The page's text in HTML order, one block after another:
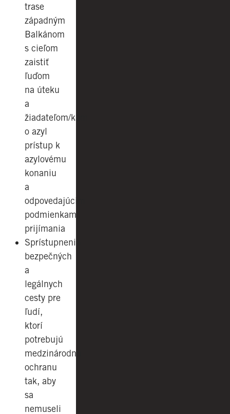
trase
západným
Balkánom
s cieľom
zaistiť
ľuďom
na úteku
a
žiadateľom/kám
o azyl
prístup k
azylovému
konaniu
a
odpovedajúcim
podmienkam
prijímania
Sprístupnenie
bezpečných
a
legálnych
cesty pre
ľudí,
ktorí
potrebujú
medzinárodnú
ochranu
tak, aby
sa
nemuseli